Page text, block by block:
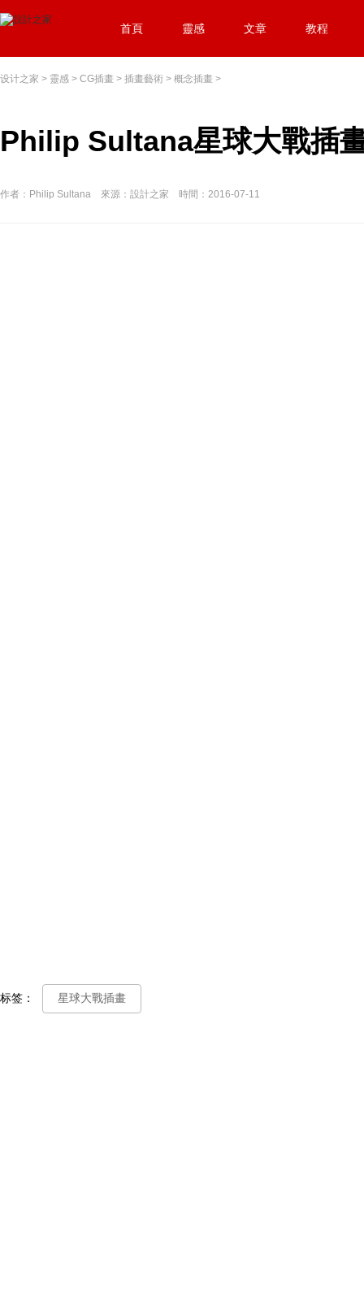
首頁 靈感 文章 教程
设计之家 > 靈感 > CG插畫 > 插畫藝術 > 概念插畫 >
Philip Sultana星球大戰插
作者：Philip Sultana 來源：設計之家 時間：2016-07-11
标签： 星球大戰插畫